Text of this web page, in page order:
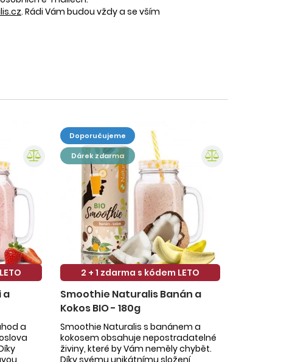
. Rádi Vám budou vždy a se vším
a
a
doporučujeme
dárek zdarma
2 + 1 zdarma s kódem LETO
Smoothie Naturalis Banán a
Kokos BIO - 180g
Smoothie Naturalis s banánem a
kokosem obsahuje nepostradatelné
živiny, které by Vám neměly chybět.
Díky svému unikátnímu složení